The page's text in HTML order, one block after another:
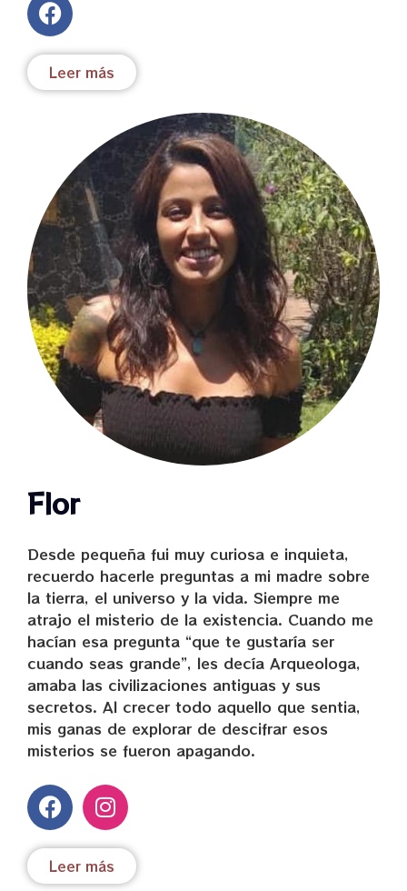
Leer más
Flor
Desde pequeña fui muy curiosa e inquieta,
recuerdo hacerle preguntas a mi madre sobre
la tierra, el universo y la vida. Siempre me
atrajo el misterio de la existencia. Cuando me
hacían esa pregunta “que te gustaría ser
cuando seas grande”, les decía Arqueologa,
amaba las civilizaciones antiguas y sus
secretos. Al crecer todo aquello que sentia,
mis ganas de explorar de descifrar esos
misterios se fueron apagando.
Leer más